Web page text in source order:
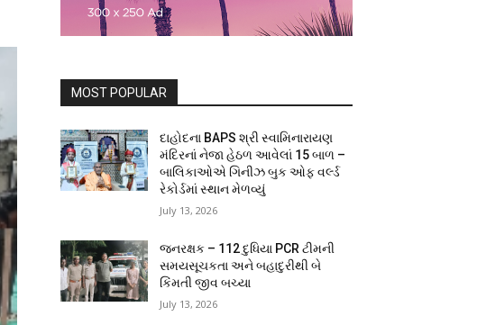
MOST POPULAR
દાહોદના BAPS શ્રી સ્વામિનારાયણ
મંદિરનાં નેજા હેઠળ આવેલાં 15 બાળ –
બાલિકાઓએ ગિનીઝ બુક ઓફ વર્લ્ડ
રેકોર્ડમાં સ્થાન મેળવ્યું
July 13, 2026
જનરક્ષક – 112 દુધિયા PCR ટીમની
સમયસૂચકતા અને બહાદુરીથી બે
કિંમતી જીવ બચ્યા
July 13, 2026